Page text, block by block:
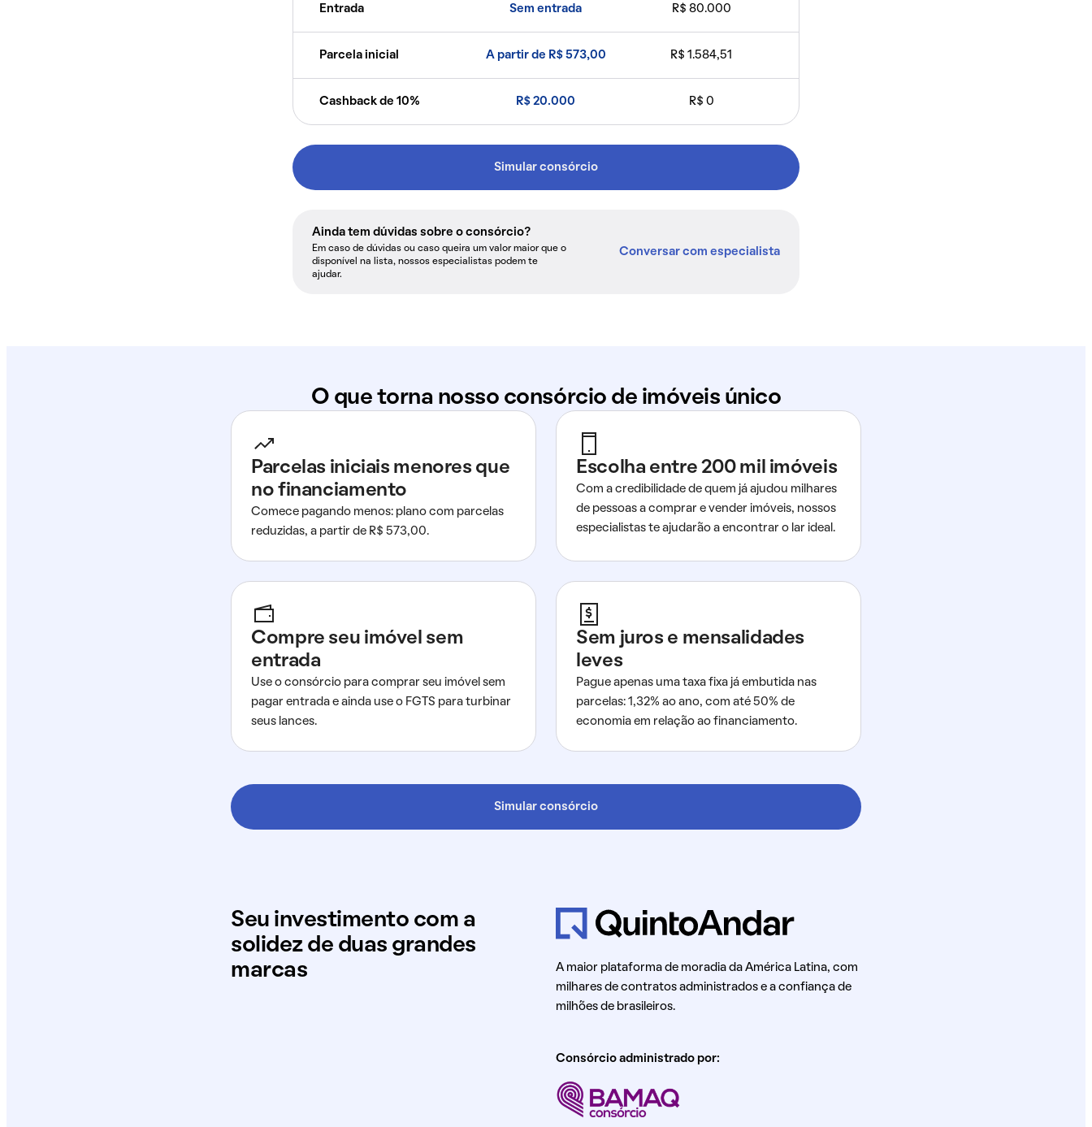
Entrada Sem entrada R$ 80.000
Parcela inicial A partir de R$ 573,00 R$ 1.584,51
Cashback de 10% R$ 20.000 R$ 0
Simular consórcio
Ainda tem dúvidas sobre o consórcio?
Em caso de dúvidas ou caso queira um valor maior que o
disponível na lista, nossos especialistas podem te
ajudar.
Conversar com especialista
O que torna nosso consórcio de imóveis único
Parcelas iniciais menores que
no financiamento
Comece pagando menos: plano com parcelas
reduzidas, a partir de R$ 573,00.
Escolha entre 200 mil imóveis
Com a credibilidade de quem já ajudou milhares
de pessoas a comprar e vender imóveis, nossos
especialistas te ajudarão a encontrar o lar ideal.
Compre seu imóvel sem
entrada
Use o consórcio para comprar seu imóvel sem
pagar entrada e ainda use o FGTS para turbinar
seus lances.
Sem juros e mensalidades
leves
Pague apenas uma taxa fixa já embutida nas
parcelas: 1,32% ao ano, com até 50% de
economia em relação ao financiamento.
Simular consórcio
Seu investimento com a
solidez de duas grandes
marcas
A maior plataforma de moradia da América Latina, com
milhares de contratos administrados e a confiança de
milhões de brasileiros.
Consórcio administrado por: